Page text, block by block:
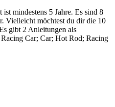
mindestens 5 Jahre. Es sind 8
Vielleicht möchtest du dir die 10
gibt 2 Anleitungen als
Car; Car; Hot Rod; Racing